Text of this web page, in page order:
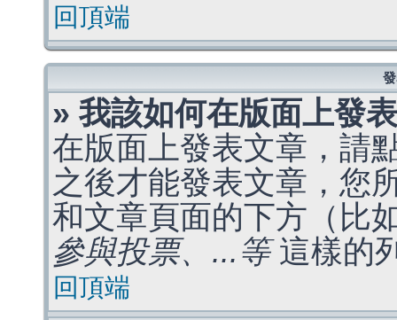
回頂端
» 我該如何在版面上發
在版面上發表文章，請
之後才能發表文章，您
和文章頁面的下方（比
參與投票、...等這樣的
回頂端